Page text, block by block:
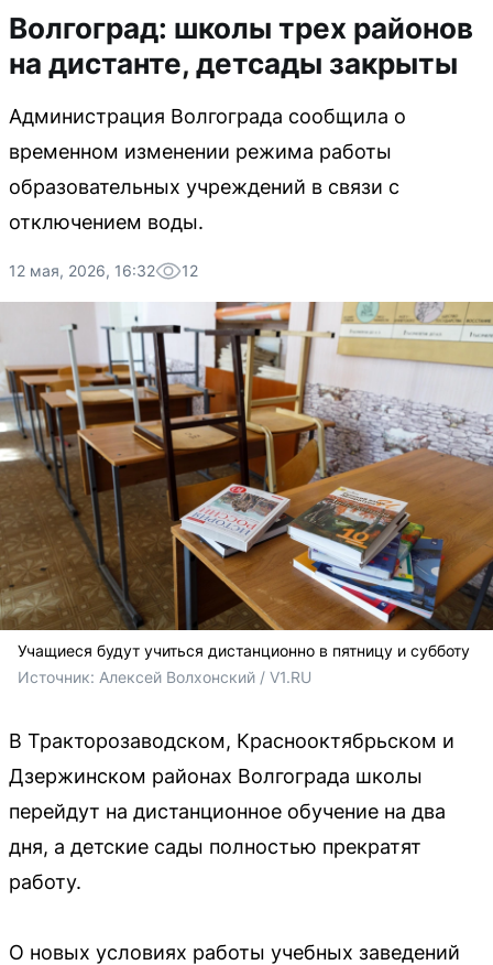
Волгоград: школы трех районов
на дистанте, детсады закрыты
Администрация Волгограда сообщила о
временном изменении режима работы
образовательных учреждений в связи с
отключением воды.
12 мая, 2026, 16:32 12
Учащиеся будут учиться дистанционно в пятницу и субботу
Источник: Алексей Волхонский / V1.RU
В Тракторозаводском, Краснооктябрьском и
Дзержинском районах Волгограда школы
перейдут на дистанционное обучение на два
дня, а детские сады полностью прекратят
работу.
О новых условиях работы учебных заведений